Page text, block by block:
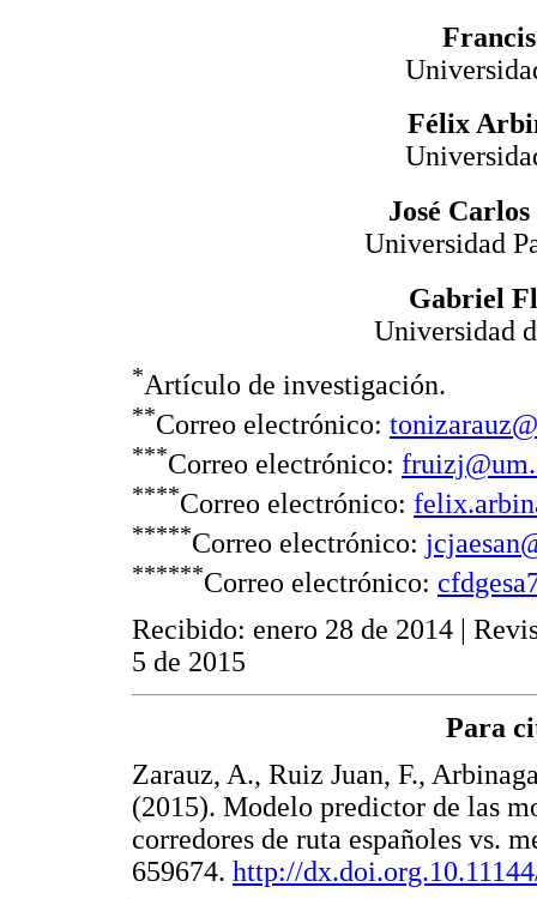
Félix
José Carlos
Universidad
Gabriel
Universidad
*Artículo de investigación.
**Correo electrónico:
***Correo electrónico:
****Correo electrónico:
*****Correo electrónico:
******Correo electrónico:
Recibido: enero 28 de 2014 |
5 de 2015
Para
Zarauz, A., Ruiz Juan, F.,
(2015). Modelo predictor de las
corredores de ruta españoles vs.
659674. http://